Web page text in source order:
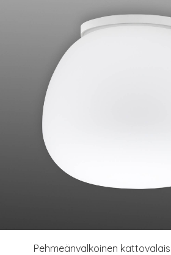
Pehmeänvalkoinen